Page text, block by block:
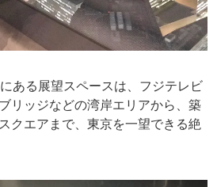
ある展望スペースは、フジテレビ
リッジなどの湾岸エリアから、築
クエアまで、東京を一望できる絶